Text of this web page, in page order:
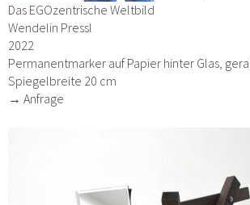
Das EGOzentrische Weltbild
Wendelin Pressl
2022
Permanentmarker auf Papier hinter Glas,
Spiegelbreite 20 cm
→ Anfrage